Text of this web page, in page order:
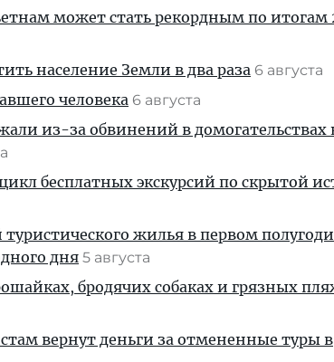
может стать рекордным по итогам
население Земли в два раза 6 августа
человека 6 августа
из-за обвинений в домогательствах
бесплатных экскурсий по скрытой
жилья в первом
дня 5 августа
бродячих собаках и грязных
вернут деньги за отмененные туры в